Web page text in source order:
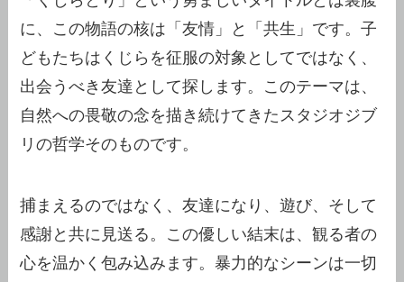
に、この物語の核は「友情」と「共生」です。子
どもたちはくじらを征服の対象としてではなく、
出会うべき友達として探します。このテーマは、
自然への畏敬の念を描き続けてきたスタジオジブ
リの哲学そのものです。
捕まえるのではなく、友達になり、遊び、そして
感謝と共に見送る。この優しい結末は、観る者の
心を温かく包み込みます。暴力的なシーンは一切